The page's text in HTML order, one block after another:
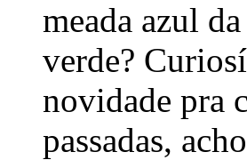
meada azul
verde?
novidade pra
passadas,